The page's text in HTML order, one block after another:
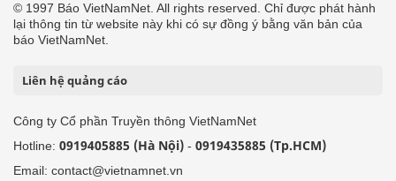
© 1997 Báo VietNamNet. All rights reserved. Chỉ được phát hành
lại thông tin từ website này khi có sự đồng ý bằng văn bản của
báo VietNamNet.
Liên hệ quảng cáo
Công ty Cổ phần Truyền thông VietNamNet
Hotline: 0919405885 (Hà Nội) - 0919435885 (Tp.HCM)
Email: contact@vietnamnet.vn